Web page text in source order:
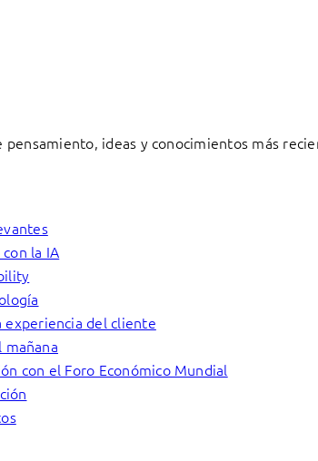
pensamiento, ideas y conocimientos más
la IA
experiencia del cliente
mañana
con el Foro Económico Mundial